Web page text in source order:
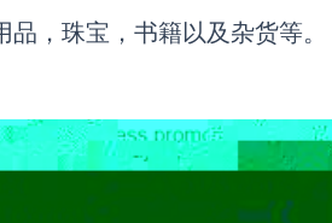
，珠宝，书籍以及杂货等。